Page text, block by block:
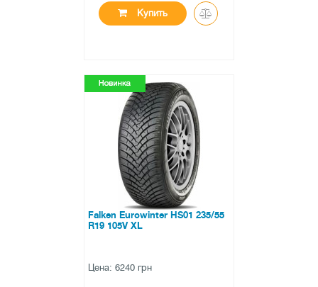
Купить
●в наличии
0 отзывов
Falken Eurowinter HS01 235/55
R19 105V XL
Цена: 6240 грн